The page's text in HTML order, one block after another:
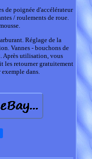
de poignée d'accélérateur
/ roulements de roue.
Réglage de la
Vannes - bouchons de
Après utilisation, vous
les retourner gratuitement
dans.